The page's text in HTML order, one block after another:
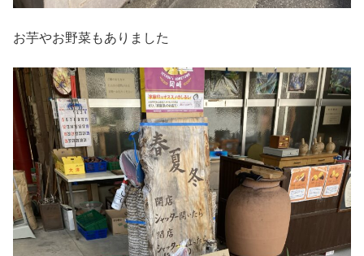
お芋やお野菜もありました